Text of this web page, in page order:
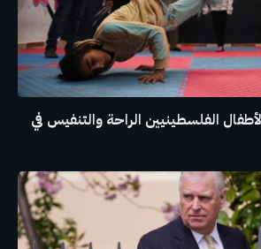
الفلسطينيين الراحة والتنفيس في